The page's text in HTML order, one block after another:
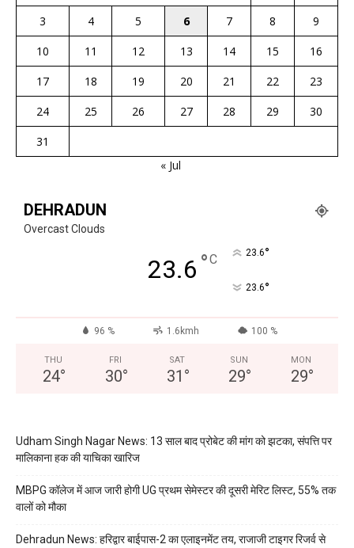
3
4 5 6 7 8
9
10
11 12 13 14 15
16
17
18 19 20 21 22
23
24
25 26 27 28 29
30
31
« Jul
DEHRADUN
Overcast Clouds
23.6 °C 23.6°
23.6°
96 % 1.6kmh 100 %
THU
24°
FRI
30°
SAT
31 °
SUN
29°
MON
29°
Udham Singh Nagar News: 13 साल बाद प्रोबेट की मांग को झटका, संपत्ति पर
मालिकाना हक की याचिका खारिज
MBPG कॉलेज में आज जारी होगी UG प्रथम सेमेस्टर की दूसरी मेरिट लिस्ट, 55% तक
वालों को मौका
Dehradun News: हरिद्वार बाईपास-2 का एलाइनमेंट तय, राजाजी टाइगर रिजर्व से